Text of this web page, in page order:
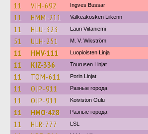
11 VJH-692 Ingves Bussar
11 HMM-211 Valkeakosken Liikenn
11 HLU-323 Lauri Viitaniemi
51 ULH-251 M. V. Wikström
11 HMV-111 Luopioisten Linja
11 KIZ-336 Tourusen Linjat
11 TOM-611 Porin Linjat
11 OJP-911 Разные города
11 OJP-911 Koiviston Oulu
11 HMO-428 Разные города
11 HLR-777 LSL